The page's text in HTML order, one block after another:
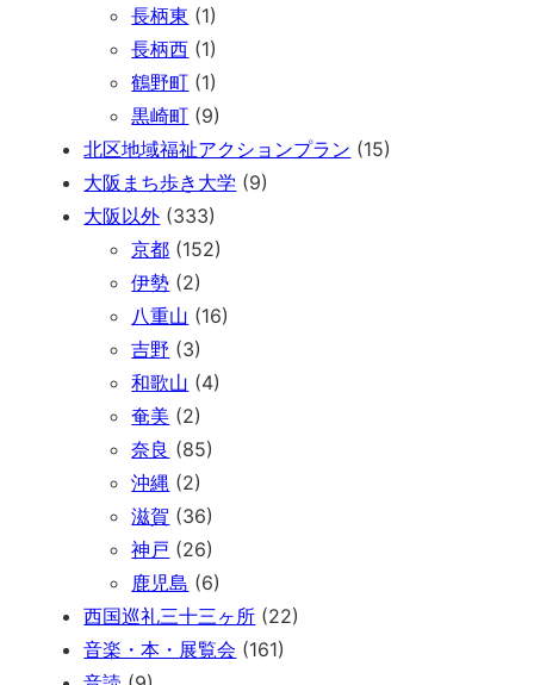
長柄東 (1)
長柄西 (1)
鶴野町 (1)
黒崎町 (9)
北区地域福祉アクションプラン (15)
大阪まち歩き大学 (9)
大阪以外 (333)
京都 (152)
伊勢 (2)
八重山 (16)
吉野 (3)
和歌山 (4)
奄美 (2)
奈良 (85)
沖縄 (2)
滋賀 (36)
神戸 (26)
鹿児島 (6)
西国巡礼三十三ヶ所 (22)
音楽・本・展覧会 (161)